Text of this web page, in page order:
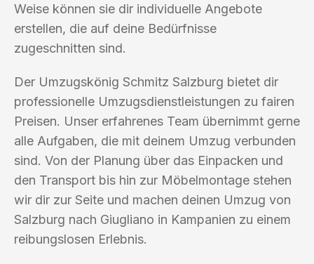
Weise können sie dir individuelle Angebote
erstellen, die auf deine Bedürfnisse
zugeschnitten sind.
Der Umzugskönig Schmitz Salzburg bietet dir
professionelle Umzugsdienstleistungen zu fairen
Preisen. Unser erfahrenes Team übernimmt gerne
alle Aufgaben, die mit deinem Umzug verbunden
sind. Von der Planung über das Einpacken und
den Transport bis hin zur Möbelmontage stehen
wir dir zur Seite und machen deinen Umzug von
Salzburg nach Giugliano in Kampanien zu einem
reibungslosen Erlebnis.